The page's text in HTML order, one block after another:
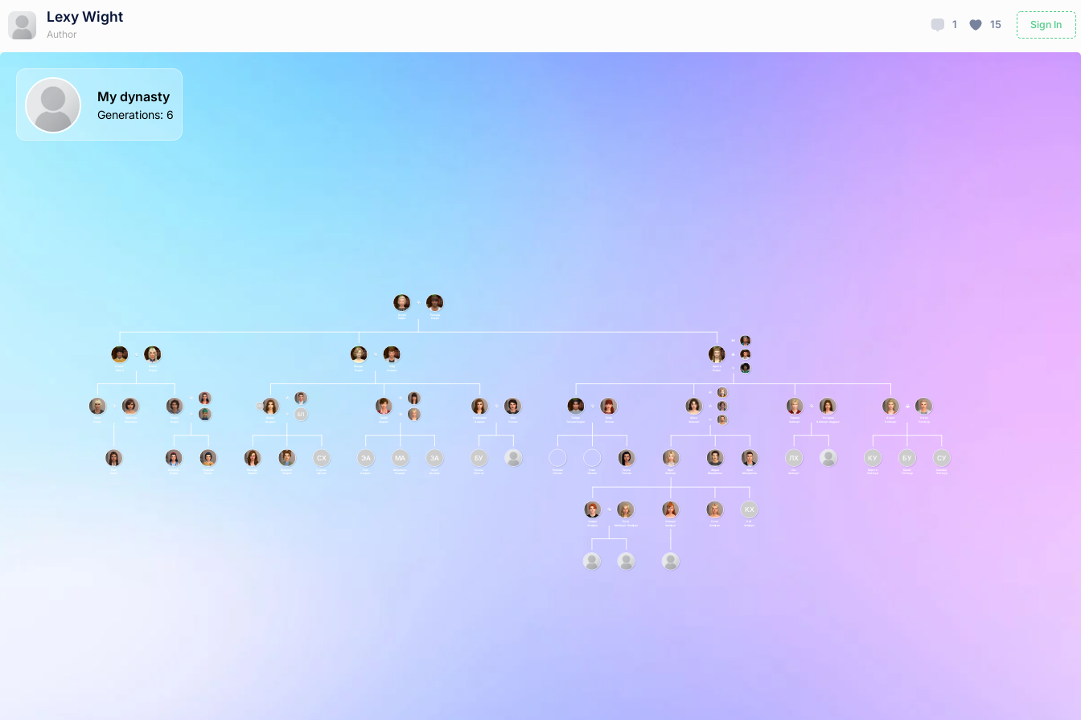
Lexy Wight
Author
1 15 Sign In
Азура
Бэрри
Клинт
Бэрри
Минди
Бэрри
Адель
Бэрри
Келл
Бэрри
Рокко
Бэрри
Бонни
Андерс
Грейл
Андерс
Стефания
Андерс
Тайвин
Тихони-Бэрри
Айме
Хейворт
Тирион
Хейворт
Аннет
Хейворт
Бэрри
Изабель
Бэрри Бэрри
Мелоди
Харрис
Бриджит
Харрис
СХ
Серена
Харрис
ЭА
Энн
Андерс
МА
Мирабель
Андерс
ЗА
Зоуи
Андерс
БУ
Уоллес
Ребекка
Тихони
Эван
Тихони
Паула
Тихони
Эдит
Хейворт
Эйдан
МакДилон
Эрни
МакДилон
ЛХ
Лиз
Хейворт
КУ
Кирсти
Уэстмур
БУ
Брайс
Уэстмур
СУ
Саммер
Уэстмур
Закари
Хамфри
Эйвери
Хамфри
Олли
Хамфри
КХ
Кай
Хамфри
Ричард
Бэрри
Аспен
Бэрри
Уэйд
Андерс
Кристия
Альварес
БП
Кэл
Уоллес
Руби
Тихони
Розария
Хейворт-Андрюс
Оттис
Уэстмур
Рози
МакКари-Хамфри
My dynasty
Generations: 6